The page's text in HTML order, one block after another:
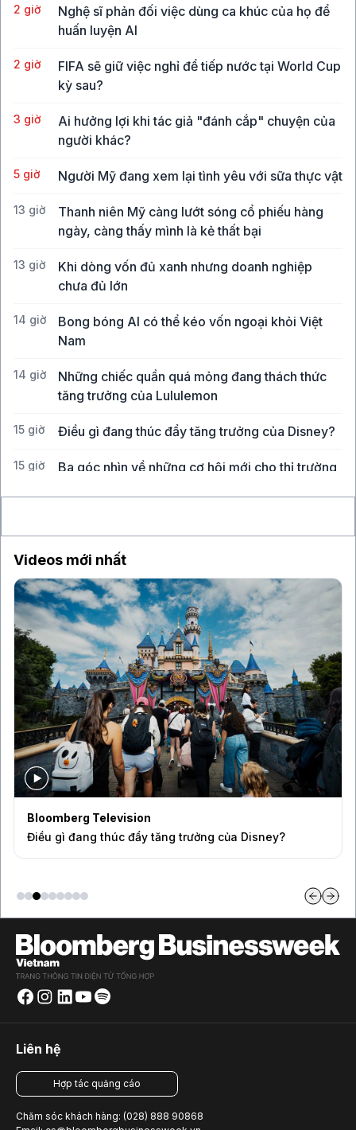
2 giờ
Nghệ sĩ phản đối việc dùng ca khúc của họ để
huấn luyện AI
2 giờ
FIFA sẽ giữ việc nghỉ để tiếp nước tại World Cup
kỳ sau?
3 giờ
Ai hưởng lợi khi tác giả "đánh cắp" chuyện của
người khác?
5 giờ Người Mỹ đang xem lại tình yêu với sữa thực vật
13 giờ
Thanh niên Mỹ càng lướt sóng cổ phiếu hàng
ngày, càng thấy mình là kẻ thất bại
13 giờ
Khi dòng vốn đủ xanh nhưng doanh nghiệp
chưa đủ lớn
14 giờ
Bong bóng AI có thể kéo vốn ngoại khỏi Việt
Nam
14 giờ
Những chiếc quần quá mỏng đang thách thức
tăng trưởng của Lululemon
15 giờ Điều gì đang thúc đẩy tăng trưởng của Disney?
15 giờ
Ba góc nhìn về những cơ hội mới cho thị trường
Videos mới nhất
Bloomberg Television
Điều gì đang thúc đẩy tăng trưởng của Disney?
Liên hệ
Hợp tác quảng cáo
Chăm sóc khách hàng: (028) 888 90868